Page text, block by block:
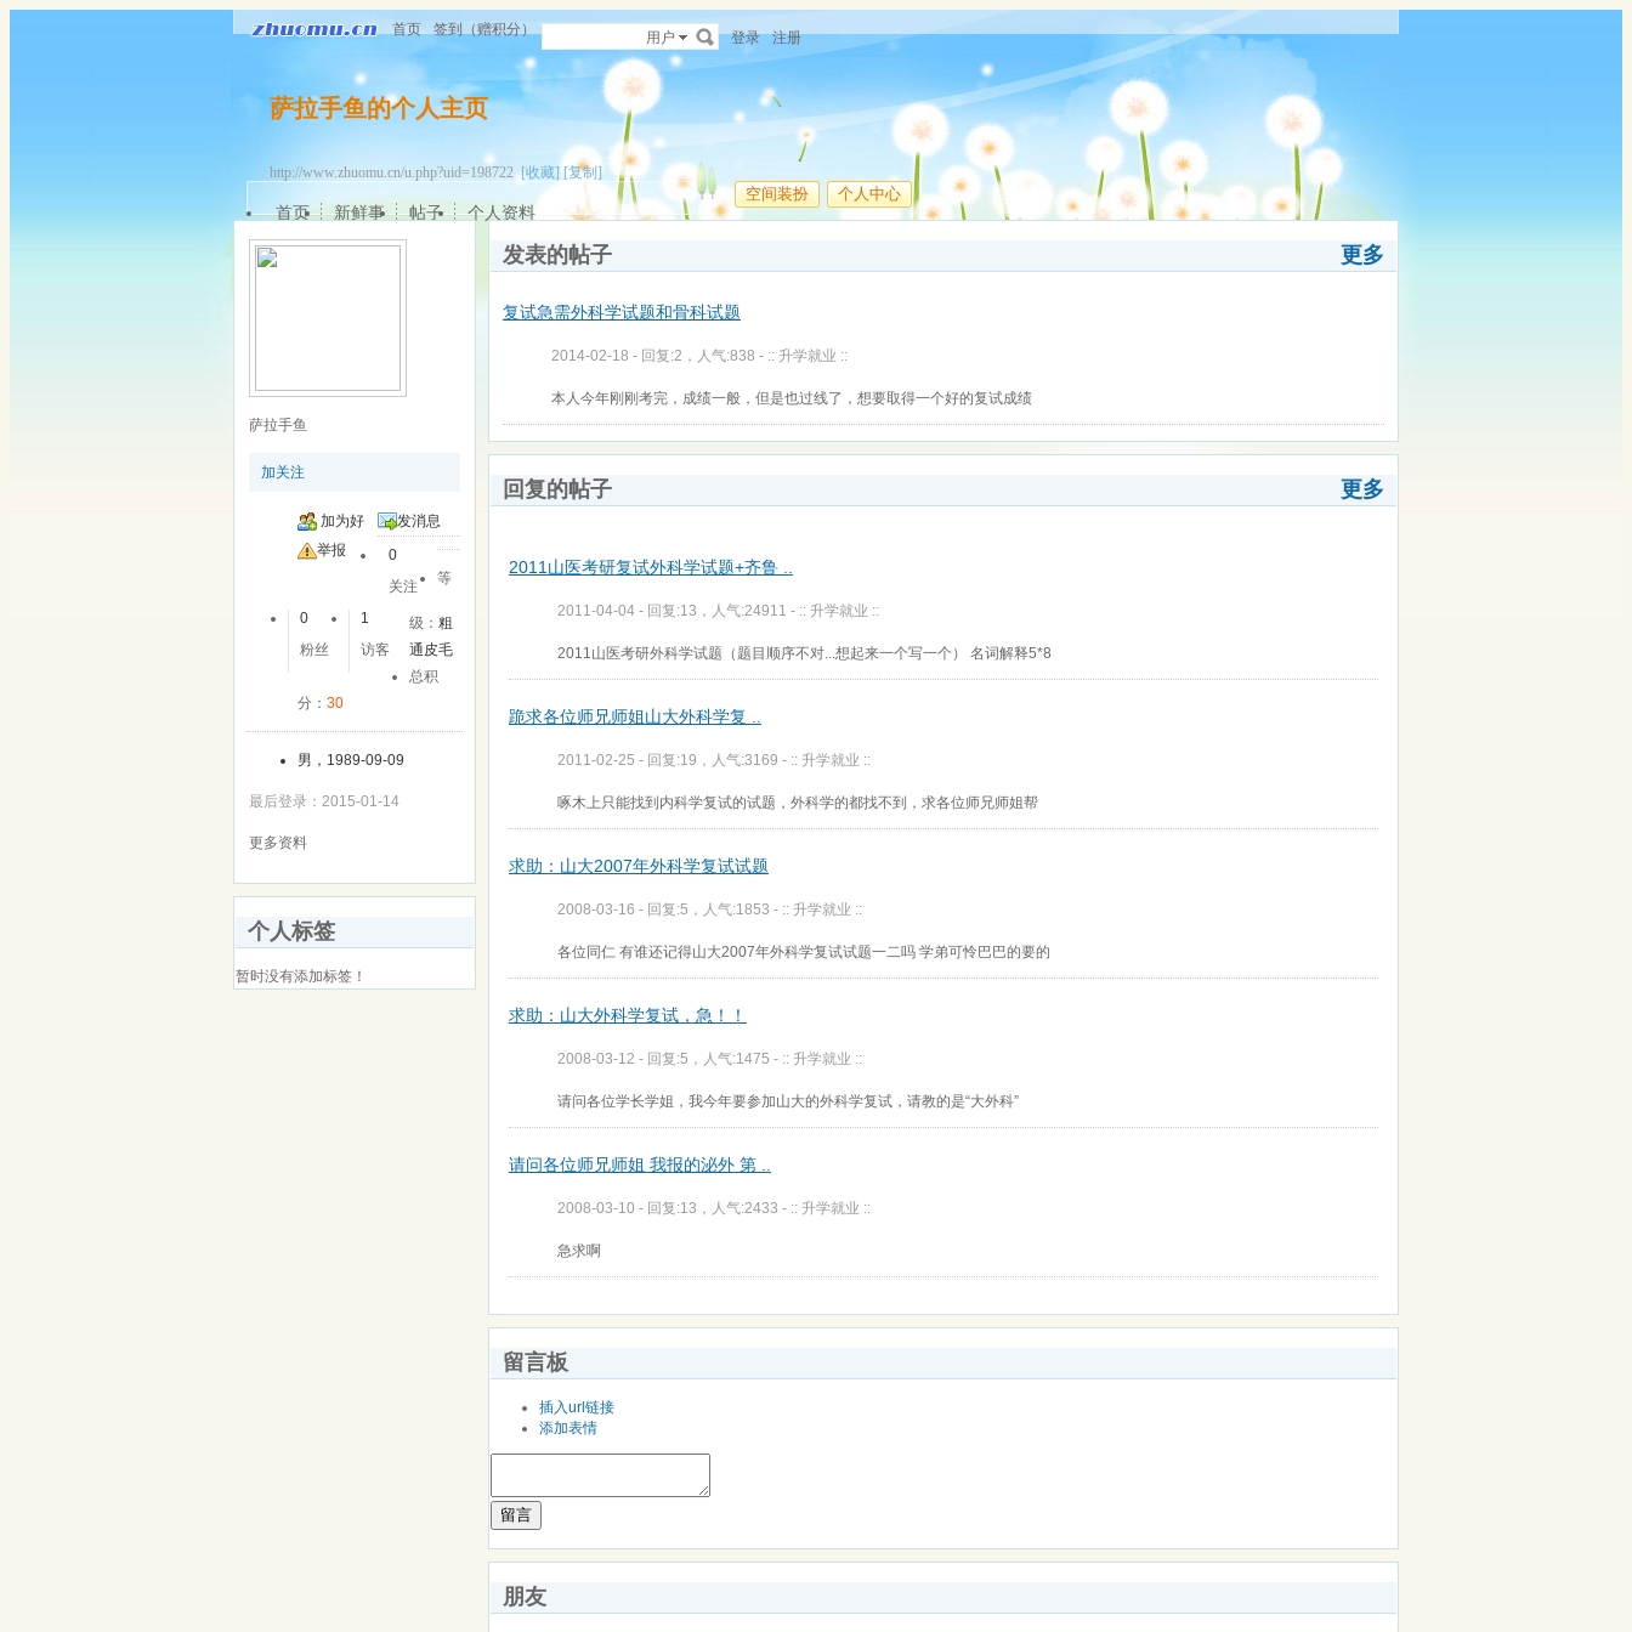
首页 签到（赠积分） 用户 登录 注册
萨拉手鱼的个人主页
http://www.zhuomu.cn/u.php?uid=198722[收藏] [复制]
空间装扮 个人中心
首页 新鲜事 帖子 个人资料
萨拉手鱼
加关注
加为好
友
发消息
举报
0
关注
0
粉丝
1
访客
等
级：粗
通皮毛
总积
分： 30
男，1989-09-09
最后登录：2015-01-14
更多资料
个人标签
暂时没有添加标签！
更多
发表的帖子
复试急需外科学试题和骨科试题
2014-02-18 - 回复:2，人气:838 - :: 升学就业 ::
本人今年刚刚考完，成绩一般，但是也过线了，想要取得一个好的复试成绩
更多
回复的帖子
2011山医考研复试外科学试题+齐鲁 ..
2011-04-04 - 回复:13，人气:24911 - :: 升学就业 ::
2011山医考研外科学试题（题目顺序不对...想起来一个写一个） 名词解释5*8
跪求各位师兄师姐山大外科学复 ..
2011-02-25 - 回复:19，人气:3169 - :: 升学就业 ::
啄木上只能找到内科学复试的试题，外科学的都找不到，求各位师兄师姐帮
求助：山大2007年外科学复试试题
2008-03-16 - 回复:5，人气:1853 - :: 升学就业 ::
各位同仁 有谁还记得山大2007年外科学复试试题一二吗 学弟可怜巴巴的要的
求助：山大外科学复试，急！！
2008-03-12 - 回复:5，人气:1475 - :: 升学就业 ::
请问各位学长学姐，我今年要参加山大的外科学复试，请教的是“大外科”
请问各位师兄师姐 我报的泌外 第 ..
2008-03-10 - 回复:13，人气:2433 - :: 升学就业 ::
急求啊
留言板
插入url链接
添加表情
留言
朋友